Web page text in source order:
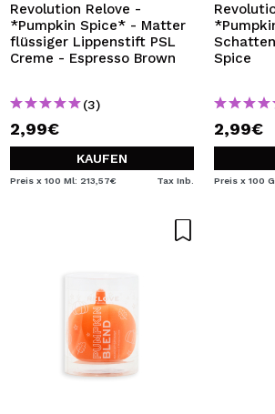
Revolution Relove -
*Pumpkin Spice* - Matter
flüssiger Lippenstift PSL
Creme - Espresso Brown
(3)
2,99€
KAUFEN
Preis x 100 Ml: 213,57€ Tax Inb.
Spice
2,99€
Preis x 100